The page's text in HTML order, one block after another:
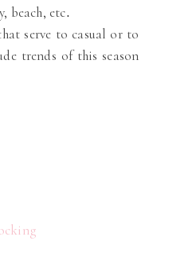
beach, etc.
serve to casual or to
trends of this season